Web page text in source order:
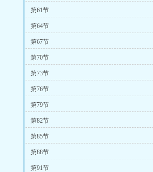
第61节
第64节
第67节
第70节
第73节
第76节
第79节
第82节
第85节
第88节
第91节